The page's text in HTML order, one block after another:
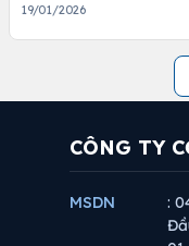
19/01/2026
CÔNG TY
MSDN
: